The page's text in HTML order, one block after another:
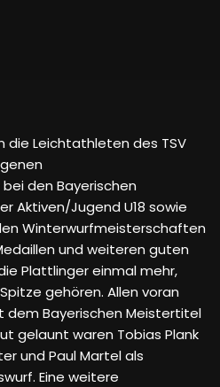
die Leichtathleten des TSV
den Bayerischen
Aktiven/Jugend U18 sowie
Winterwurfmeisterschaften
und weiteren guten
Plattlinger einmal mehr,
gehören. Allen voran
dem Bayerischen Meistertitel
gelaunt waren Tobias Plank
und Paul Martel als
Eine weitere